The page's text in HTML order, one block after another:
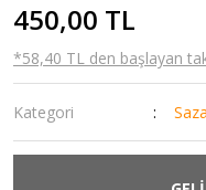
450,00 TL
*58,40 TL den başlayan
Kategori